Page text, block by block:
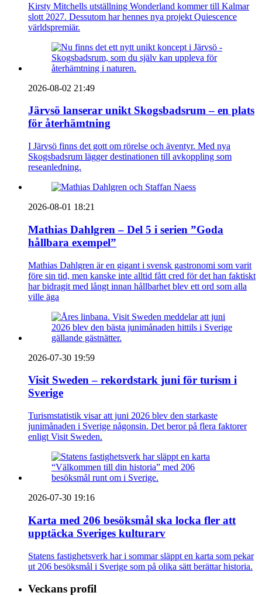
Kirsty Mitchells utställning Wonderland kommer till Kalmar
slott 2027. Dessutom har hennes nya projekt Quiescence
världspremiär.
2026-08-02 21:49
Järvsö lanserar unikt Skogsbadsrum – en plats
för återhämtning
I Järvsö finns det gott om rörelse och äventyr. Med nya
Skogsbadsrum lägger destinationen till avkoppling som
reseanledning.
2026-08-01 18:21
Mathias Dahlgren – Del 5 i serien ”Goda
hållbara exempel”
Mathias Dahlgren är en gigant i svensk gastronomi som varit
före sin tid, men kanske inte alltid fått cred för det han faktiskt
har bidragit med långt innan hållbarhet blev ett ord som alla
ville äga
2026-07-30 19:59
Visit Sweden – rekordstark juni för turism i
Sverige
Turismstatistik visar att juni 2026 blev den starkaste
junimånaden i Sverige någonsin. Det beror på flera faktorer
enligt Visit Sweden.
2026-07-30 19:16
Karta med 206 besöksmål ska locka fler att
upptäcka Sveriges kulturarv
Statens fastighetsverk har i sommar släppt en karta som pekar
ut 206 besöksmål i Sverige som på olika sätt berättar historia.
Veckans profil